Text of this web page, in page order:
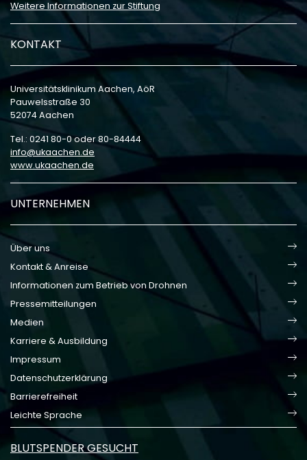
Weitere Informationen zur Stiftung
KONTAKT
Universitätsklinikum Aachen, AöR
Pauwelsstraße 30
52074 Aachen
Tel.: 0241 80-0 oder 80-84444
info
ukaachen de
www.ukaachen.de
UNTERNEHMEN
Über uns
Kontakt & Anreise
Informationen zum Betrieb von Drohnen
Pressemitteilungen
Medien
Karriere & Ausbildung
Impressum
Datenschutzerklärung
Barrierefreiheit
Leichte Sprache
BLUTSPENDER GESUCHT